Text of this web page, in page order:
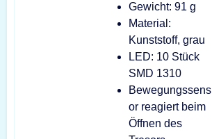
Gewicht: 91 g
Material:
Kunststoff, grau
LED: 10 Stück
SMD 1310
Bewegungssens
or reagiert beim
Öffnen des